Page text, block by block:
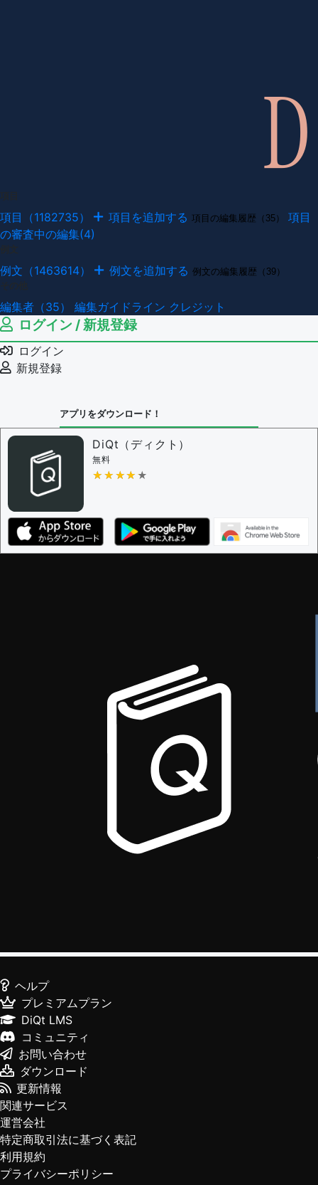
項目（1182735） 項目を追加する 項目の編集履歴（35）
項目
の審査中の編集(4)
例文（1463614） 例文を追加する 例文の編集履歴（39）
編集者（35） 編集ガイドライン クレジット
ログイン / 新規登録
ログイン
新規登録
アプリをダウンロード！
DiQt（ディクト）
無料
★★★★★
★★★★★
ヘルプ
プレミアムプラン
DiQt LMS
コミュニティ
お問い合わせ
ダウンロード
更新情報
関連サービス
運営会社
特定商取引法に基づく表記
利用規約
プライバシーポリシー